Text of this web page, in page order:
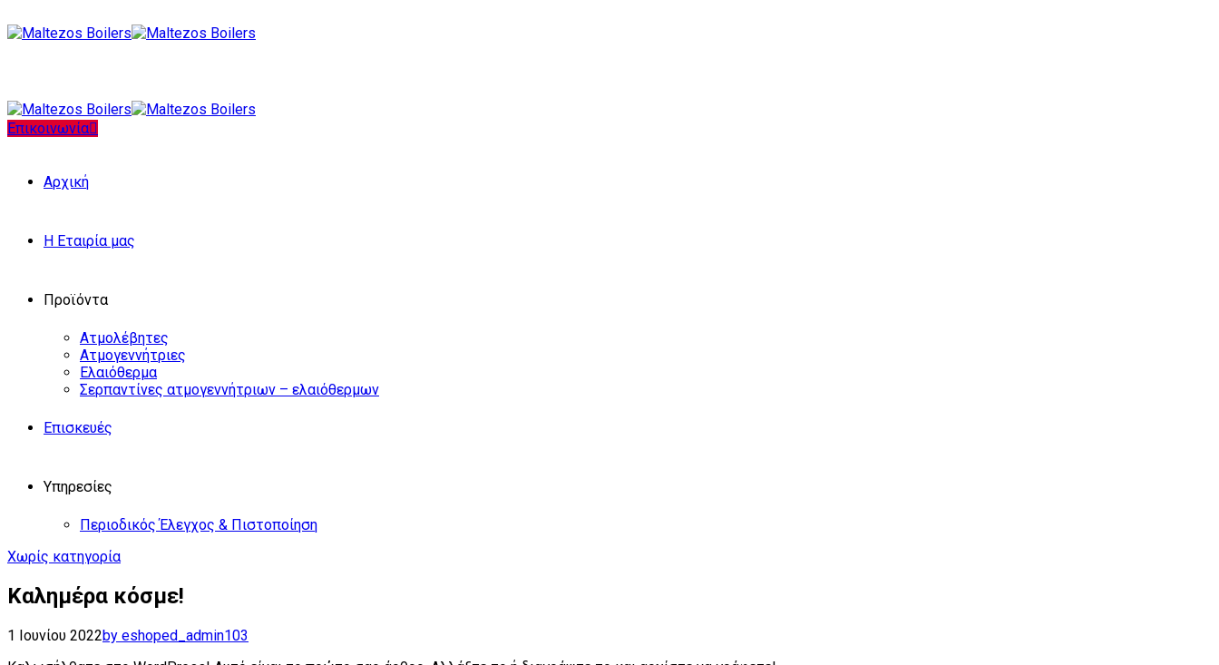
Επικοινωνία
Αρχική
Η Εταιρία μας
Προϊόντα
Ατμολέβητες
Ατμογεννήτριες
Ελαιόθερμα
Σερπαντίνες ατμογεννήτριων – ελαιόθερμων
Επισκευές
Υπηρεσίες
Περιοδικός Έλεγχος & Πιστοποίηση
Χωρίς κατηγορία
Καλημέρα κόσμε!
1 Ιουνίου 2022by eshoped_admin103